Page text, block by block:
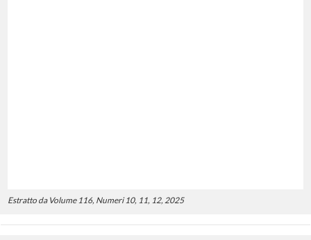
Estratto da Volume 116, Numeri 10, 11, 12, 2025